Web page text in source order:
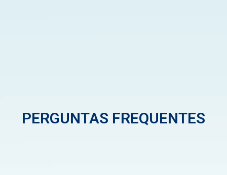
PERGUNTAS FREQUENTES